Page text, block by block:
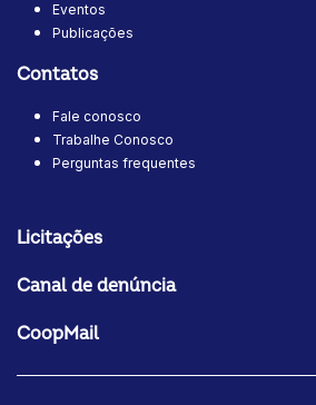
Eventos
Publicações
Contatos
Fale conosco
Trabalhe Conosco
Perguntas frequentes
Licitações
Canal de denúncia
CoopMail